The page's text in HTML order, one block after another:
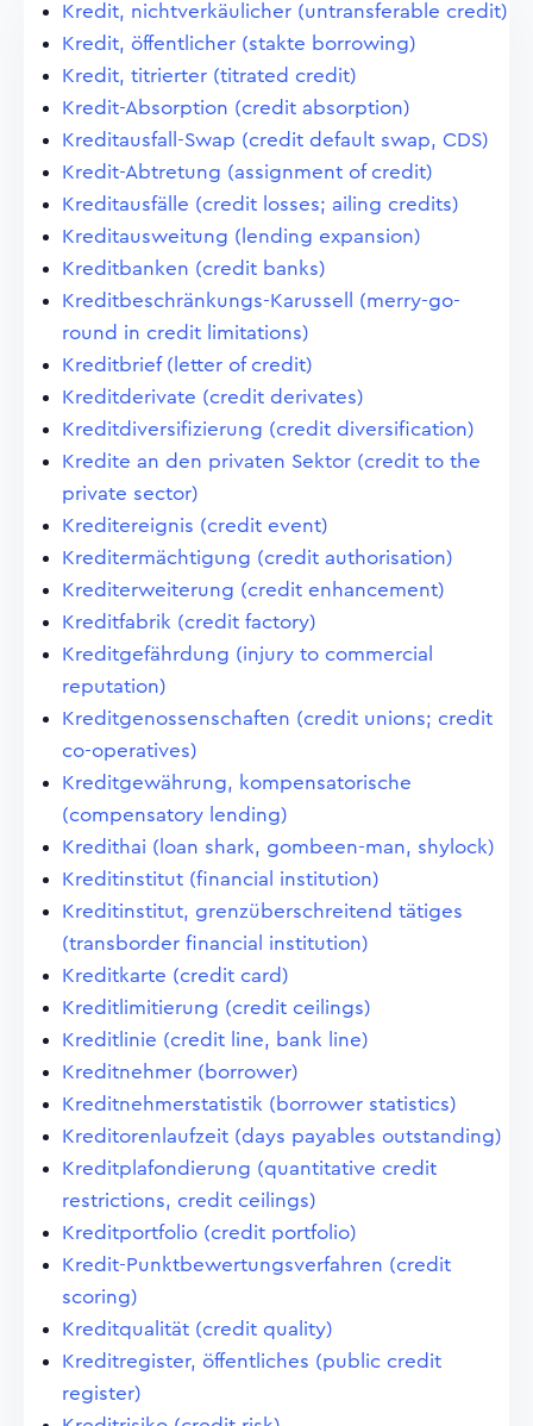
Kredit, nichtverkäulicher (untransferable credit)
Kredit, öffentlicher (stakte borrowing)
Kredit, titrierter (titrated credit)
Kredit-Absorption (credit absorption)
Kreditausfall-Swap (credit default swap, CDS)
Kredit-Abtretung (assignment of credit)
Kreditausfälle (credit losses; ailing credits)
Kreditausweitung (lending expansion)
Kreditbanken (credit banks)
Kreditbeschränkungs-Karussell (merry-go-
round in credit limitations)
Kreditbrief (letter of credit)
Kreditderivate (credit derivates)
Kreditdiversifizierung (credit diversification)
Kredite an den privaten Sektor (credit to the
private sector)
Kreditereignis (credit event)
Kreditermächtigung (credit authorisation)
Krediterweiterung (credit enhancement)
Kreditfabrik (credit factory)
Kreditgefährdung (injury to commercial
reputation)
Kreditgenossenschaften (credit unions; credit
co-operatives)
Kreditgewährung, kompensatorische
(compensatory lending)
Kredithai (loan shark, gombeen-man, shylock)
Kreditinstitut (financial institution)
Kreditinstitut, grenzüberschreitend tätiges
(transborder financial institution)
Kreditkarte (credit card)
Kreditlimitierung (credit ceilings)
Kreditlinie (credit line, bank line)
Kreditnehmer (borrower)
Kreditnehmerstatistik (borrower statistics)
Kreditorenlaufzeit (days payables outstanding)
Kreditplafondierung (quantitative credit
restrictions, credit ceilings)
Kreditportfolio (credit portfolio)
Kredit-Punktbewertungsverfahren (credit
scoring)
Kreditqualität (credit quality)
Kreditregister, öffentliches (public credit
register)